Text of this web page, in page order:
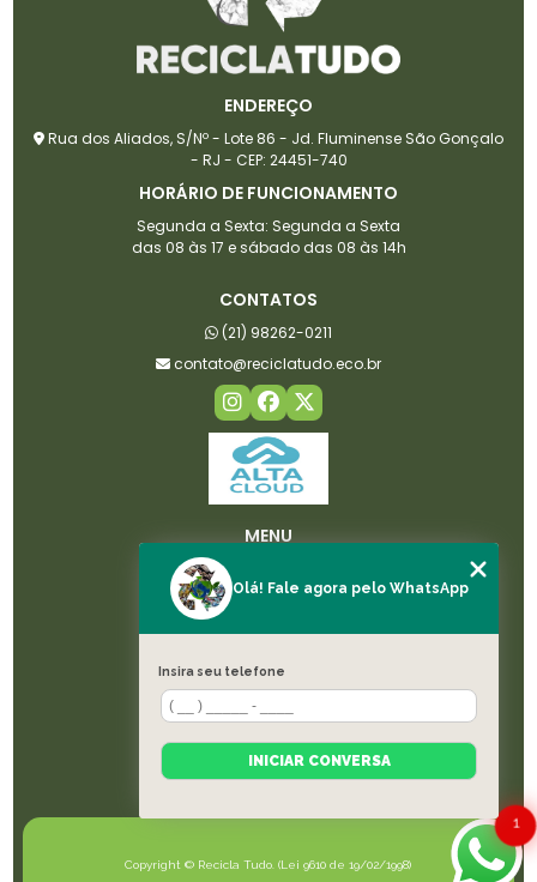
ENDEREÇO
Rua dos Aliados, S/Nº - Lote 86 - Jd. Fluminense São Gonçalo
- RJ - CEP: 24451-740
HORÁRIO DE FUNCIONAMENTO
Segunda a Sexta: Segunda a Sexta
das 08 às 17 e sábado das 08 às 14h
CONTATOS
(21) 98262-0211
contato@reciclatudo.eco.br
MENU
LICENÇAS
SERVIÇOS
BLOG
CONTATO
CATEGORIAS
Copyright © Recicla Tudo. (Lei 9610 de 19/02/1998)
1
Olá! Fale agora pelo WhatsApp
Insira seu telefone
INICIAR CONVERSA